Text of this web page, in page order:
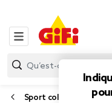
Sport collectif